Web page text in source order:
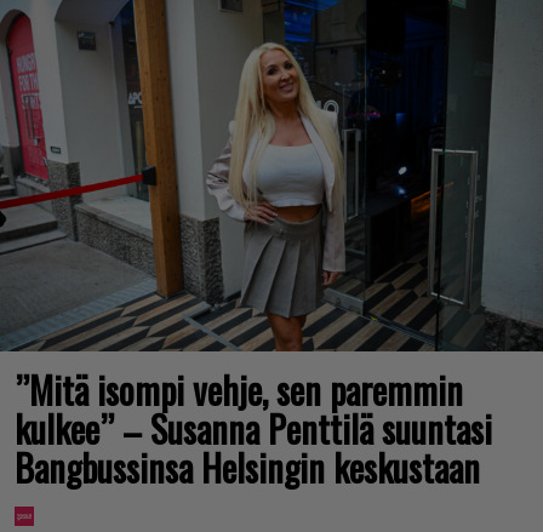
”Mitä isompi vehje, sen paremmin
kulkee” – Susanna Penttilä suuntasi
Bangbussinsa Helsingin keskustaan